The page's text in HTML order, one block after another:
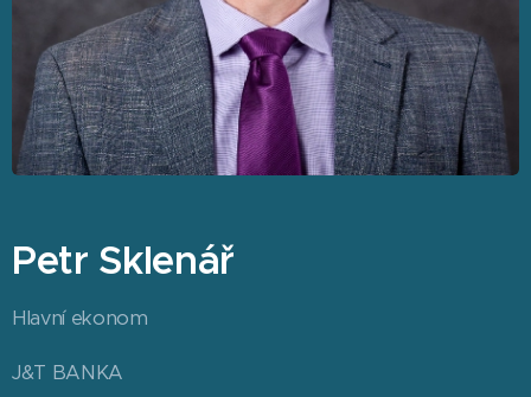
Petr Sklenář
Hlavní ekonom
J&T BANKA